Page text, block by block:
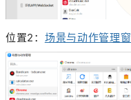
位置2： 场景与动作管理窗